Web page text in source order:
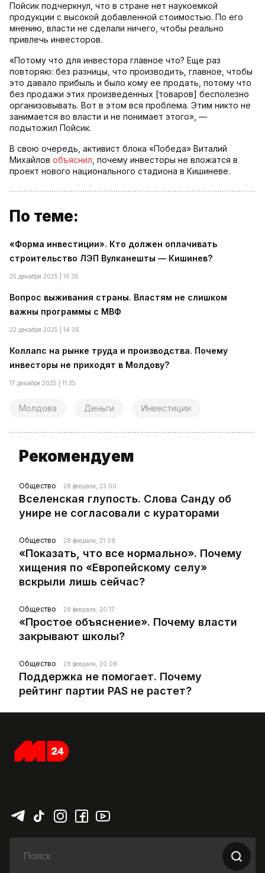
Пойсик подчеркнул, что в стране нет наукоемкой
продукции с высокой добавленной стоимостью. По его
мнению, власти не сделали ничего, чтобы реально
привлечь инвесторов.
«Потому что для инвестора главное что? Еще раз
повторяю: без разницы, что производить, главное, чтобы
это давало прибыль и было кому ее продать, потому что
без продажи этих произведенных [товаров] бесполезно
организовывать. Вот в этом вся проблема. Этим никто не
занимается во власти и не понимает этого», —
подытожил Пойсик.
В свою очередь, активист блока «Победа» Виталий
Михайлов объяснил , почему инвесторы не вложатся в
проект нового национального стадиона в Кишиневе.
По теме:
«Форма инвестиции». Кто должен оплачивать
строительство ЛЭП Вулканешты — Кишинев?
25 декабря 2025 | 16:35
Вопрос выживания страны. Властям не слишком
важны программы с МВФ
22 декабря 2025 | 14:36
Коллапс на рынке труда и производства. Почему
инвесторы не приходят в Молдову?
17 декабря 2025 | 11:35
Молдова Деньги Инвестиции
Рекомендуем
Общество 28 февраля, 23:00
Вселенская глупость. Слова Санду об
унире не согласовали с кураторами
Общество 28 февраля, 21:09
«Показать, что все нормально». Почему
хищения по «Европейскому селу»
вскрыли лишь сейчас?
Общество 28 февраля, 20:17
«Простое объяснение». Почему власти
закрывают школы?
Общество 28 февраля, 20:08
Поддержка не помогает. Почему
рейтинг партии PAS не растет?